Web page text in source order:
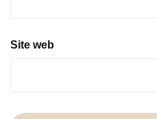
Site web